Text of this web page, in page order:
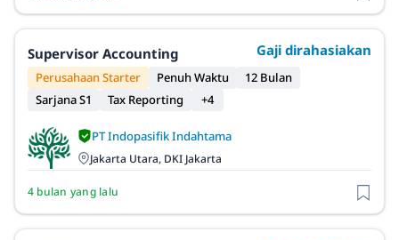
Supervisor Accounting Gaji dirahasiakan
Perusahaan Starter Penuh Waktu
12 Bulan
Sarjana S1
Tax Reporting +4
PT Indopasifik Indahtama
Jakarta Utara, DKI Jakarta
4 bulan yang lalu